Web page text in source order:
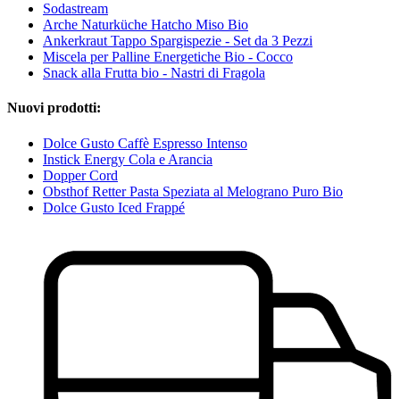
Sodastream
Arche Naturküche Hatcho Miso Bio
Ankerkraut Tappo Spargispezie - Set da 3 Pezzi
Miscela per Palline Energetiche Bio - Cocco
Snack alla Frutta bio - Nastri di Fragola
Nuovi prodotti:
Dolce Gusto Caffè Espresso Intenso
Instick Energy Cola e Arancia
Dopper Cord
Obsthof Retter Pasta Speziata al Melograno Puro Bio
Dolce Gusto Iced Frappé